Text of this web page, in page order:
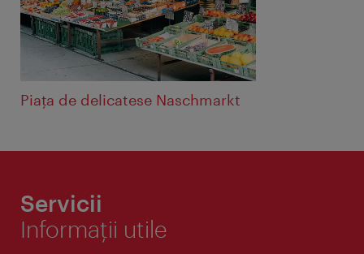
Piaţa de delicatese Naschmarkt
Servicii
Informaţii utile